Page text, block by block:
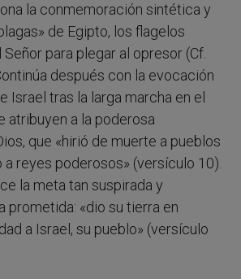
la conmemoración sintética y
de Egipto, los flagelos
para plegar al opresor (Cf.
después con la evocación
Israel tras la larga marcha en el
atribuyen a la poderosa
que «hirió de muerte a pueblos
a reyes poderosos» (versículo 10).
la meta tan suspirada y
prometida: «dio su tierra en
a Israel, su pueblo» (versículo